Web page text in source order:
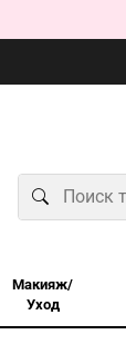
Макияж/
Уход